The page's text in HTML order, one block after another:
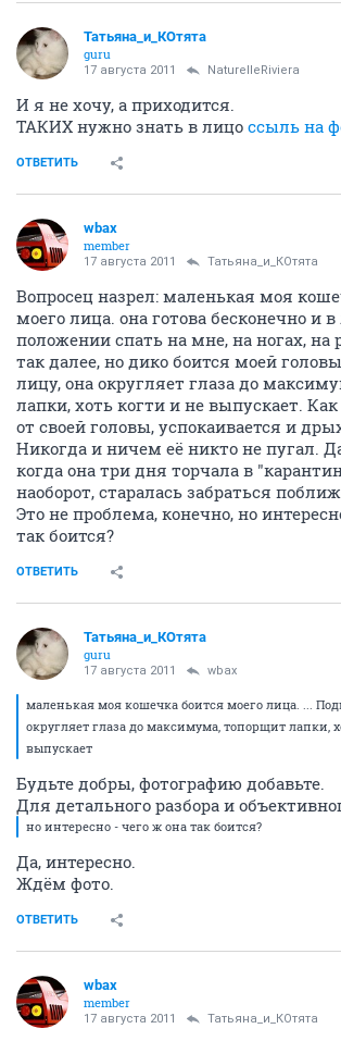
Татьяна_и_КОтята
guru
17 августа 2011 NaturelleRiviera
И я не хочу, а приходится.
ТАКИХ нужно знать в лицо ссыль на
ОТВЕТИТЬ
wbax
member
17 августа 2011 Татьяна_и_КОтята
Вопросец назрел: маленькая моя
моего лица. она готова бесконечно и
положении спать на мне, на ногах, на
так далее, но дико боится моей
лицу, она округляет глаза до
лапки, хоть когти и не выпускает.
от своей головы, успокаивается и
Никогда и ничем её никто не пугал.
когда она три дня торчала в
наоборот, старалась забраться
Это не проблема, конечно, но
так боится?
ОТВЕТИТЬ
Татьяна_и_КОтята
guru
17 августа 2011 wbax
маленькая моя кошечка боится моего лица. ...
округляет глаза до максимума, топорщит лапки,
выпускает
Будьте добры, фотографию добавьте.
Для детального разбора и
но интересно - чего ж она так боится?
Да, интересно.
Ждём фото.
ОТВЕТИТЬ
wbax
member
17 августа 2011 Татьяна_и_КОтята